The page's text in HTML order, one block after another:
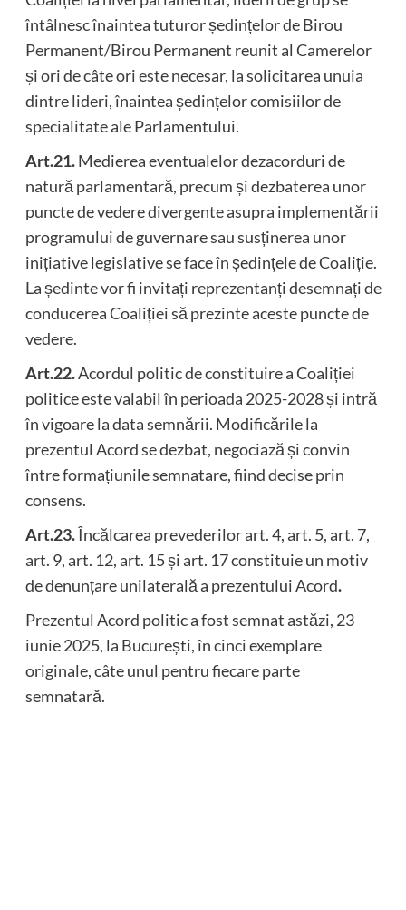
întâlnesc înaintea tuturor ședințelor de Birou
Permanent/Birou Permanent reunit al Camerelor
și ori de câte ori este necesar, la solicitarea unuia
dintre lideri, înaintea ședințelor comisiilor de
specialitate ale Parlamentului.
Art.21.Medierea eventualelor dezacorduri de
natură parlamentară, precum și dezbaterea unor
puncte de vedere divergente asupra implementării
programului de guvernare sau susținerea unor
inițiative legislative se face în ședințele de Coaliție.
La ședinte vor fi invitați reprezentanți desemnați de
conducerea Coaliției să prezinte aceste puncte de
vedere.
Art.22.Acordul politic de constituire a Coaliției
politice este valabil în perioada 2025-2028 și intră
în vigoare la data semnării. Modificările la
prezentul Acord se dezbat, negociază și convin
între formațiunile semnatare, fiind decise prin
consens.
Art.23.Încălcarea prevederilor art. 4, art. 5, art. 7,
art. 9, art. 12, art. 15 și art. 17 constituie un motiv
de denunțare unilaterală a prezentului Acord.
Prezentul Acord politic a fost semnat astăzi, 23
iunie 2025, la București, în cinci exemplare
originale, câte unul pentru fiecare parte
semnatară.